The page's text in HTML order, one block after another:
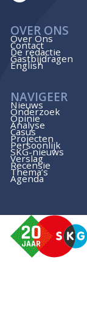
OVER ONS
Over Ons
Contact
De redactie
Gastbijdragen
English
NAVIGEER
Nieuws
Onderzoek
Opinie
Analyse
Casus
Projecten
Persoonlijk
SKG-nieuws
Verslag
Recensie
Thema’s
Agenda